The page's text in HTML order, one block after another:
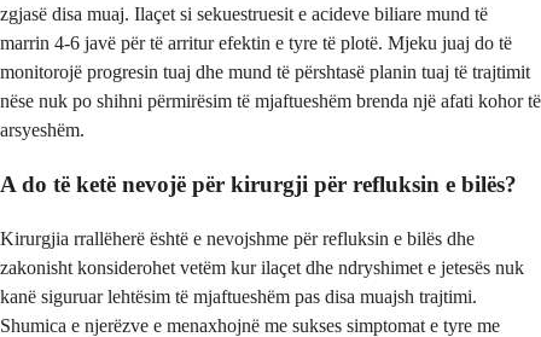
zgjasë disa muaj. Ilaçet si sekuestruesit e acideve biliare mund të
marrin 4-6 javë për të arritur efektin e tyre të plotë. Mjeku juaj do të
monitorojë progresin tuaj dhe mund të përshtasë planin tuaj të trajtimit
nëse nuk po shihni përmirësim të mjaftueshëm brenda një afati kohor të
arsyeshëm.
A do të ketë nevojë për kirurgji për refluksin e bilës?
Kirurgjia rrallëherë është e nevojshme për refluksin e bilës dhe
zakonisht konsiderohet vetëm kur ilaçet dhe ndryshimet e jetesës nuk
kanë siguruar lehtësim të mjaftueshëm pas disa muajsh trajtimi.
Shumica e njerëzve e menaxhojnë me sukses simptomat e tyre me